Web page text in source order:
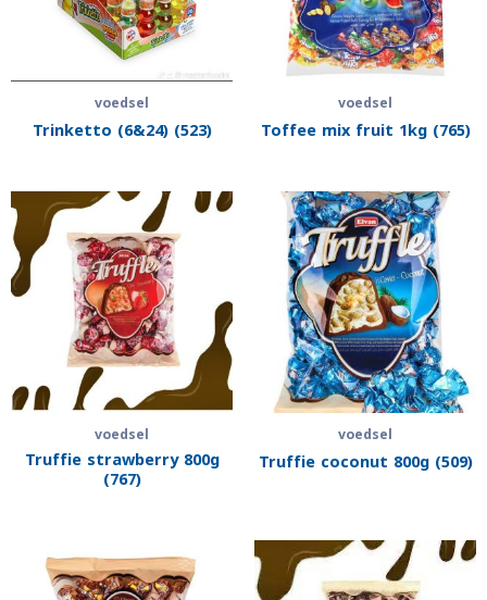
voedsel
Trinketto (6&24) (523)
voedsel
Toffee mix fruit 1kg (765)
voedsel
Truffie strawberry 800g
(767)
voedsel
Truffie coconut 800g (509)